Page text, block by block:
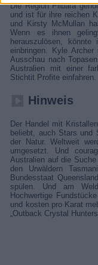
Die Region Pilbara
und ist für ihre reichen
und Kirsty McMullan
Wenn es ihnen
herauszulösen,
einbringen. Kyle
Ausschau nach
Australien mit einer
Stichtit Profite einfahren.
Hinweis
Der Handel mit
beliebt, auch Stars und
der Natur. Weltweit
umgesetzt. Und
Australien auf die
den Urwäldern
Bundesstaat
spülen. Und am
Hochwertige
und kosten pro Karat
„Outback Crystal